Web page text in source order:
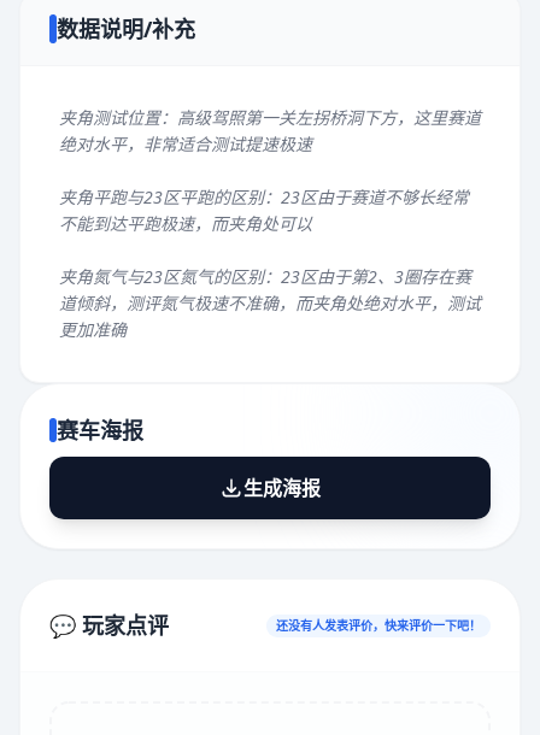
数据说明/补充
夹角测试位置：高级驾照第一关左拐桥洞下方，这里赛道
绝对水平，非常适合测试提速极速
夹角平跑与23区平跑的区别：23区由于赛道不够长经常
不能到达平跑极速，而夹角处可以
夹角氮气与23区氮气的区别：23区由于第2、3圈存在赛
道倾斜，测评氮气极速不准确，而夹角处绝对水平，测试
更加准确
赛车海报
生成海报
💬 玩家点评 还没有人发表评价，快来评价一下吧！